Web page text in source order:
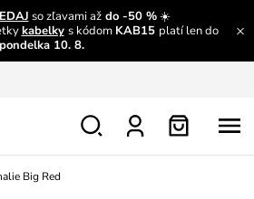
so zľavami aždo -50 %☀️
kabelky s kódom KAB15 platí len do
pondelka 10. 8.
viac
Big Red